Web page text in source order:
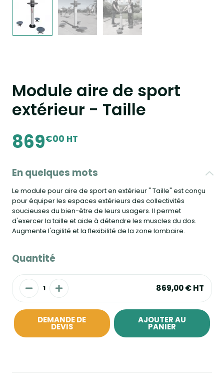
Module aire de sport
extérieur - Taille
869€00 HT
En quelques mots
Le module pour aire de sport en extérieur " Taille" est conçu
pour équiper les espaces extérieurs des collectivités
soucieuses du bien-être de leurs usagers. Il permet
d'exercer la taille et aide à détendre les muscles du dos.
Augmente l'agilité et la flexibilité de la zone lombaire.
Quantité
869,00 €HT
DEMANDE DE
DEVIS
AJOUTER AU
PANIER